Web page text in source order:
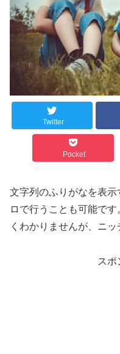
Twitter
Pocket
文字列のふりがなを表
ロで行うことも可能で
くわかりませんが、ニ
スポ